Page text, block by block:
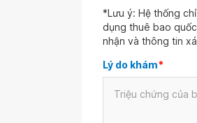
*Lưu ý: Hệ thống
dụng thuê bao
nhận và thông tin
Lý do khám*